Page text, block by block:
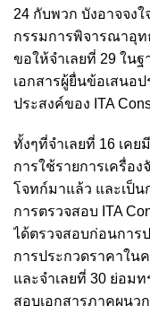
24 กับพวก บังอาจจง
กรรมการพิจารณาอุ
ขอให้จำเลยที่ 29 ใน
เอกสารผู้ยื่นข้อเสนอ
ประสงค์ของ ITA
ทั้งๆที่จำเลยที่ 16 เค
การใช้รายการเครื่อ
โจทก์มาแล้ว และเป็
การตรวจสอบ ITA
ได้ตรวจสอบก่อนการ
การประกวดราคาใน
และจำเลยที่ 30 ย่อม
สอบเอกสารภาคผนว